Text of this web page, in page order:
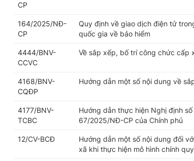
CP
164/2025/NĐ-
CP
Quy định về giao dịch điện tử
quốc gia về bảo hiểm
4444/BNV-
CCVC
Về sắp xếp, bố trí công chức cấp
4168/BNV-
CQĐP
Hướng dẫn một số nội dung về
4177/BNV-
TCBC
Hướng dẫn thực hiện Nghị định
67/2025/NĐ-CP của Chính phủ
12/CV-BCĐ
Hướng dẫn một số nội dung đối
xã khi thực hiện mô hình chính